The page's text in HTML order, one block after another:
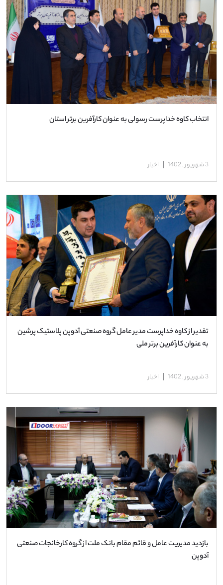
انتخاب کاوه خداپرست رسولی به عنوان کارآفرین برتر استان
3 شهریور , 1402 اخبار
تقدیر از کاوه خداپرست مدیر عامل گروه صنعتی آدوپن پلاستیک پرشین
به عنوان کارآفرین برتر ملی
3 شهریور , 1402 اخبار
بازدید مدیریت عامل و قائم مقام بانک ملت از گروه کارخانجات صنعتی
آدوپن